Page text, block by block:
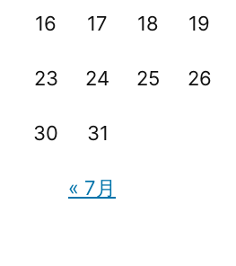
16 17 18 19
23 24 25 26
30 31
« 7月